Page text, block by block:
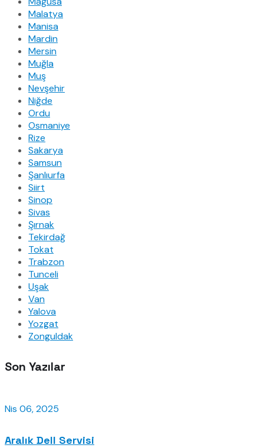
Malatya
Manisa
Mardin
Mersin
Muğla
Muş
Nevşehir
Niğde
Ordu
Osmaniye
Rize
Sakarya
Samsun
Şanlıurfa
Siirt
Sinop
Sivas
Şırnak
Tekirdağ
Tokat
Trabzon
Tunceli
Uşak
Van
Yalova
Yozgat
Zonguldak
Son Yazılar
Nis 06, 2025
Aralık Dell Servisi